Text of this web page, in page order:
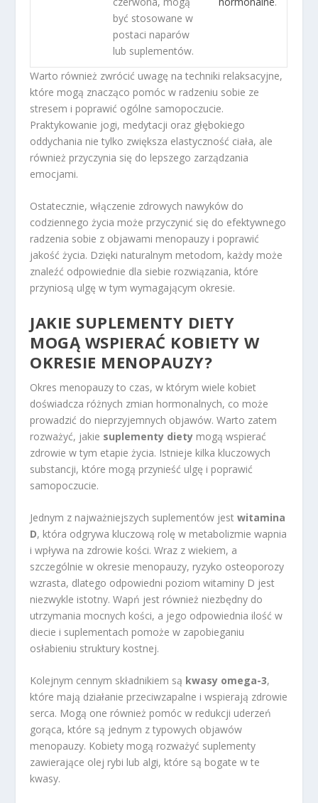
być stosowane w
postaci naparów
lub suplementów.
Warto również zwrócić uwagę na techniki relaksacyjne,
które mogą znacząco pomóc w radzeniu sobie ze
stresem i poprawić ogólne samopoczucie.
Praktykowanie jogi, medytacji oraz głębokiego
oddychania nie tylko zwiększa elastyczność ciała, ale
również przyczynia się do lepszego zarządzania
emocjami.
Ostatecznie, włączenie zdrowych nawyków do
codziennego życia może przyczynić się do efektywnego
radzenia sobie z objawami menopauzy i poprawić
jakość życia. Dzięki naturalnym metodom, każdy może
znaleźć odpowiednie dla siebie rozwiązania, które
przyniosą ulgę w tym wymagającym okresie.
JAKIE SUPLEMENTY DIETY
MOGĄ WSPIERAĆ KOBIETY W
OKRESIE MENOPAUZY?
Okres menopauzy to czas, w którym wiele kobiet
doświadcza różnych zmian hormonalnych, co może
prowadzić do nieprzyjemnych objawów. Warto zatem
rozważyć, jakie suplementy diety mogą wspierać
zdrowie w tym etapie życia. Istnieje kilka kluczowych
substancji, które mogą przynieść ulgę i poprawić
samopoczucie.
Jednym z najważniejszych suplementów jestwitamina
D, która odgrywa kluczową rolę w metabolizmie wapnia
i wpływa na zdrowie kości. Wraz z wiekiem, a
szczególnie w okresie menopauzy, ryzyko osteoporozy
wzrasta, dlatego odpowiedni poziom witaminy D jest
niezwykle istotny. Wapń jest również niezbędny do
utrzymania mocnych kości, a jego odpowiednia ilość w
diecie i suplementach pomoże w zapobieganiu
osłabieniu struktury kostnej.
Kolejnym cennym składnikiem są kwasy omega-3,
które mają działanie przeciwzapalne i wspierają zdrowie
serca. Mogą one również pomóc w redukcji uderzeń
gorąca, które są jednym z typowych objawów
menopauzy. Kobiety mogą rozważyć suplementy
zawierające olej rybi lub algi, które są bogate w te
kwasy.